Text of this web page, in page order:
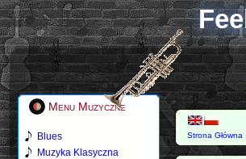
Menu Muzyczne
Blues
Muzyka Klasyczna
Strona Główna